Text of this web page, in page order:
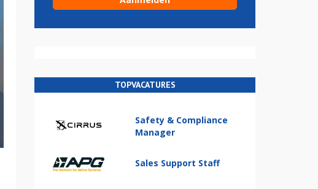
TOPVACATURES
Safety & Compliance
Manager
Sales Support Staff